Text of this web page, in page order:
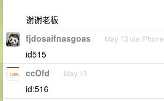
谢谢老板
fjdosaifnasgoas May 13 via iPhone
id515
ccOfd May 13
id:516